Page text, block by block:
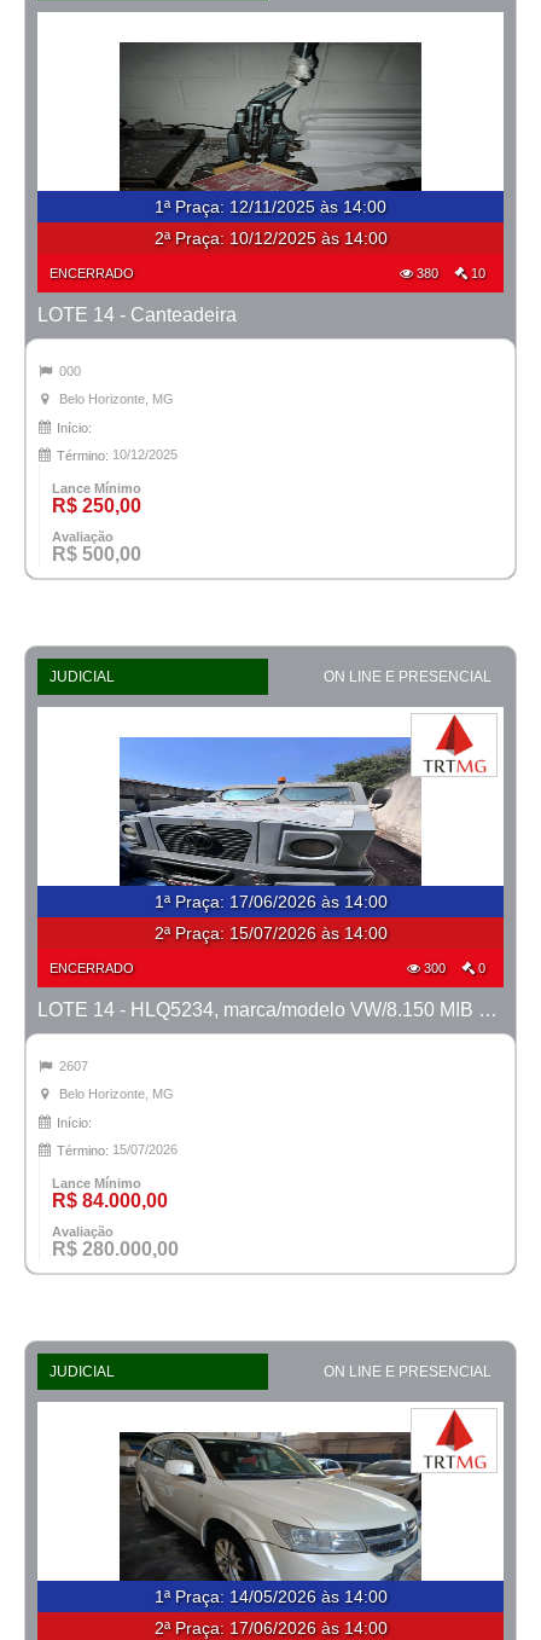
1ª Praça: 12/11/2025 às 14:00
2ª Praça: 10/12/2025 às 14:00
ENCERRADO 380 10
LOTE 14 - Canteadeira
000
Belo Horizonte, MG
Início:
Término: 10/12/2025
Lance Mínimo
R$ 250,00
Avaliação
R$ 500,00
JUDICIAL ON LINE E PRESENCIAL
1ª Praça: 17/06/2026 às 14:00
2ª Praça: 15/07/2026 às 14:00
ENCERRADO 300 0
LOTE 14 - HLQ5234, marca/modelo VW/8.150 MIB Metropolis, ano 2011/2012
2607
Belo Horizonte, MG
Início:
Término: 15/07/2026
Lance Mínimo
R$ 84.000,00
Avaliação
R$ 280.000,00
JUDICIAL ON LINE E PRESENCIAL
1ª Praça: 14/05/2026 às 14:00
2ª Praça: 17/06/2026 às 14:00